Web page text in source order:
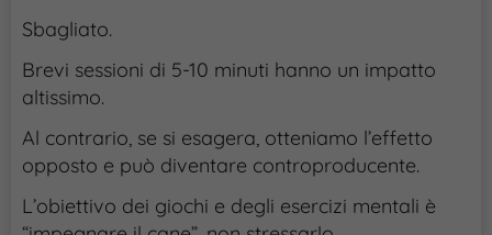
Sbagliato.
Brevi sessioni di 5-10 minuti hanno un impatto
altissimo.
Al contrario, se si esagera, otteniamo l’effetto
opposto e può diventare controproducente.
L’obiettivo dei giochi e degli esercizi mentali è